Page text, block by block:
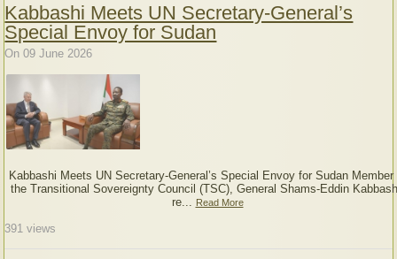
Kabbashi Meets UN Secretary-General’s
Special Envoy for Sudan
On 09 June 2026
Kabbashi Meets UN Secretary-General’s Special Envoy for Sudan Member
the Transitional Sovereignty Council (TSC), General Shams-Eddin
re...
Read More
391 views